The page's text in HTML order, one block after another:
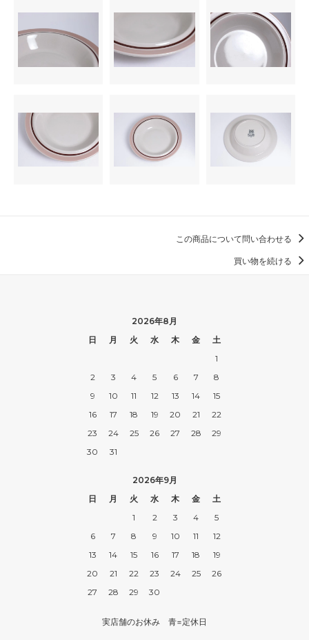
この商品について問い合わせる
買い物を続ける
2026年8月
日
月 火 水 木 金
土
1
2
3 4 5 6 7
8
9
10 11 12 13 14
15
16
17 18 19 20 21
22
23
24 25 26 27 28
29
30
31
2026年9月
日
月 火 水 木 金
土
1
2 3 4
5
6
7 8 9 10 11
12
13
14 15 16 17 18
19
20
21 22 23 24 25
26
27
28 29 30
実店舗のお休み 青=定休日